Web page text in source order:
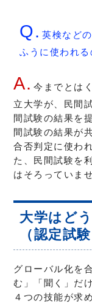
英検など
ふうに使われる
今までとは
立大学が、民間
間試験の結果を
間試験の結果が
合否判定に使わ
た、民間試験を
はそろっていませ
大学はど
（認定試
グローバル化を
む」「聞く」だ
４つの技能が求